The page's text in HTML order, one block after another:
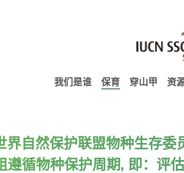
我们是谁 保育 穿山甲 资
界自然保护联盟物种生存委
遵循物种保护周期, 即：评